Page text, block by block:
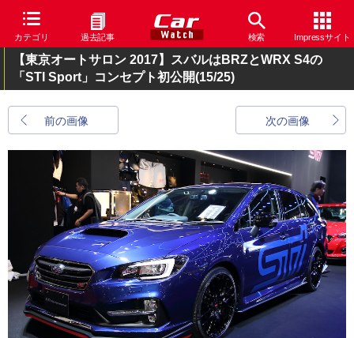
カテゴリ 過去記事 検索 Impressサイト
【東京オートサロン 2017】スバルはBRZとWRX S4の
「STI Sport」コンセプト初公開(15/25)
前の画像 次の画像